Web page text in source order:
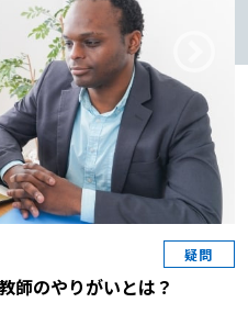
疑問
師のやりがいとは？